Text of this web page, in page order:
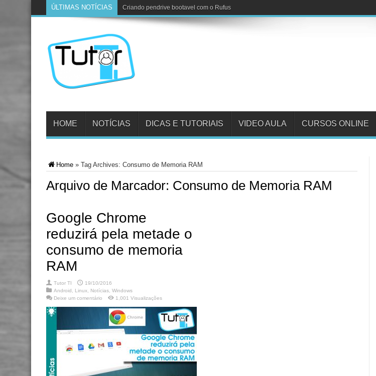
ÚLTIMAS NOTÍCIAS Criando pendrive bootavel com o Rufus
HOME NOTÍCIAS DICAS E TUTORIAIS VIDEO AULA CURSOS ONLINE
Home » Tag Archives: Consumo de Memoria RAM
Arquivo de Marcador: Consumo de Memoria RAM
Google Chrome
reduzirá pela metade o
consumo de memoria
RAM
Tutor TI
19/10/2016
Android
Linux Notícias Windows
Deixe um comentário
1,001 Visualizações